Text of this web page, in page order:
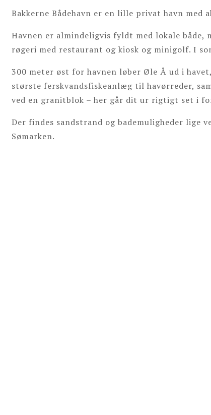
Bakkerne Bådehavn er en lille privat havn med
Havnen er almindeligvis fyldt med lokale
røgeri med restaurant og kiosk og minigolf. I
300 meter øst for havnen løber Øle Å ud i
største ferskvandsfiskeanlæg til havørreder,
ved en granitblok – her går dit ur rigtigt set i
Der findes sandstrand og bademuligheder lige
Sømarken.